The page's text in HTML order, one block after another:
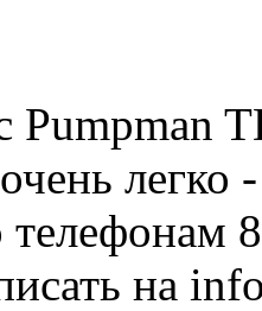
Pumpman
легко
телефонам
на